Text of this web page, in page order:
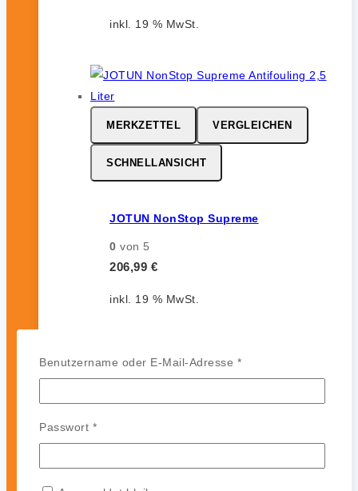
inkl. 19 % MwSt.
MERKZETTEL VERGLEICHEN
SCHNELLANSICHT
JOTUN NonStop Supreme
0 von 5
206,99 €
inkl. 19 % MwSt.
MERKZETTEL VERGLEICHEN
JOTUN Aqualine Spray
Benutzername oder E-Mail-Adresse *Erforderlich
Passwort *Erforderlich